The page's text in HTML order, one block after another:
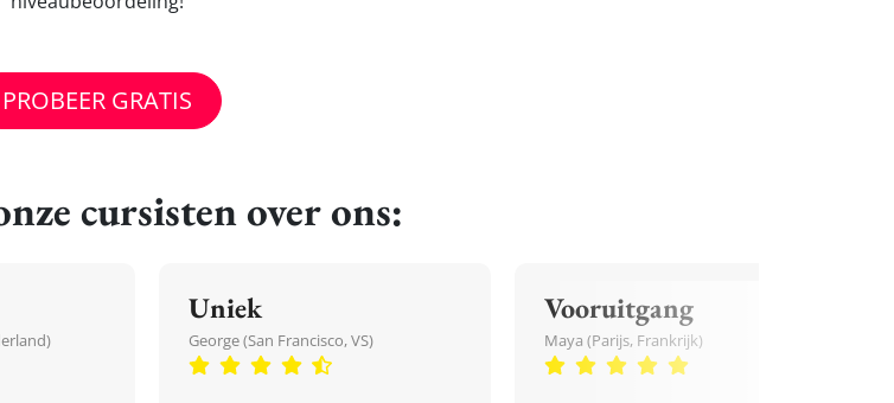
PROBEER GRATIS
cursisten over ons:
Uniek
George (San Francisco, VS)
Vooruitgang
Maya (Parijs, Frankrijk)